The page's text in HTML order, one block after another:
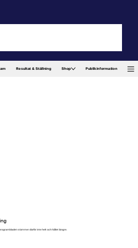
Resultat & Ställning Shop Publikinformation
stämmer därför inte helt och hållet längre.